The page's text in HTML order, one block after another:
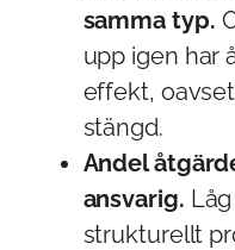
samma typ.
upp igen har
effekt,
stängd.
Andel
ansvarig.
strukturellt